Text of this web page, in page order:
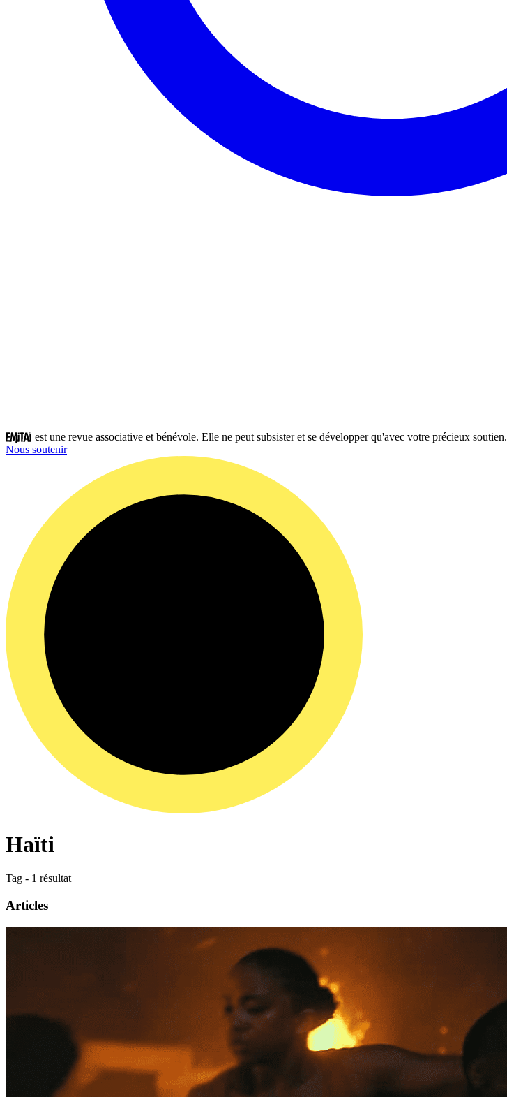
est une revue associative et bénévole. Elle ne peut subsister et se développer qu'avec votre précieux soutien.
Nous soutenir
Haïti
Tag - 1 résultat
Articles